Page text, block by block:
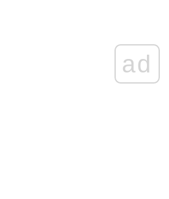
ad